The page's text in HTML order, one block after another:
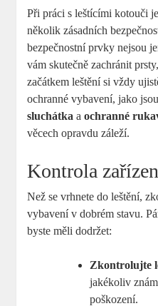
Při práci s leštícími kotouči
několik zásadních
bezpečnostní prvky nejsou
vám skutečně zachránit
začátkem leštění si vždy
ochranné vybavení, jako
sluchátka aochranné
věcech opravdu záleží.
Kontrola
Než se vrhnete do leštění,
vybavení v dobrém stavu.
byste měli dodržet:
Zkontrolujte
jakékoliv
poškození.